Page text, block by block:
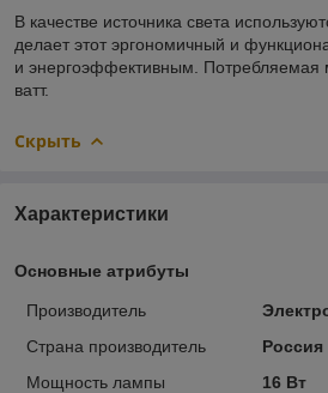
В качестве источника света
делает этот эргономичный и
и энергоэффективным. Потребляемая
ватт.
Скрыть
Характеристики
Основные атрибуты
Производитель
Страна производитель
Россия
Мощность лампы
16 Вт